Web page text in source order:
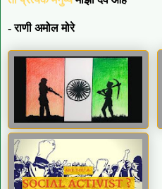
- राणी अमोल मोरे